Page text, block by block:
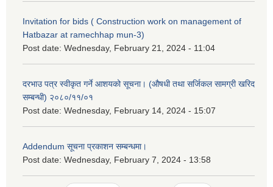
Invitation for bids ( Construction work on management of
Hatbazar at ramechhap mun-3)
Post date: Wednesday, February 21, 2024 - 11:04
दरभाउ पत्र स्वीकृत गर्ने आशयको सूचना। (औषधी तथा सर्जिकल सामग्री खरिद
सम्बन्धी) २०८०/११/०१
Post date: Wednesday, February 14, 2024 - 15:07
Addendum सूचना प्रकाशन सम्बन्धमा।
Post date: Wednesday, February 7, 2024 - 13:58